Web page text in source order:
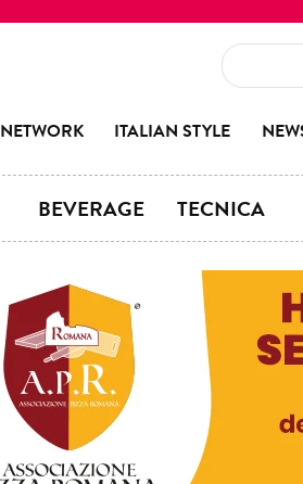
NETWORK ITALIAN STYLE
BEVERAGE TECNICA